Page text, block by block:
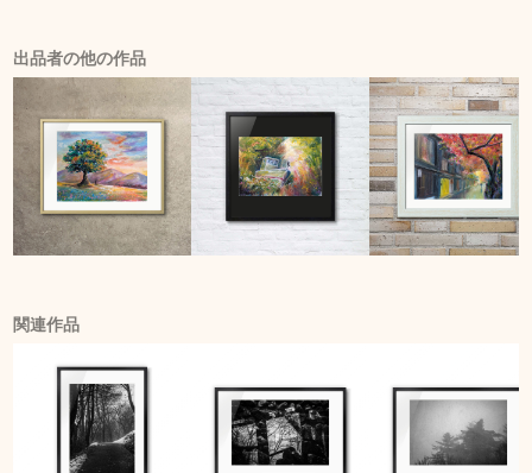
出品者の他の作品
関連作品